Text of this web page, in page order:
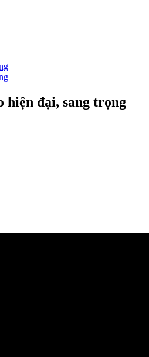
hiện đại, sang trọng